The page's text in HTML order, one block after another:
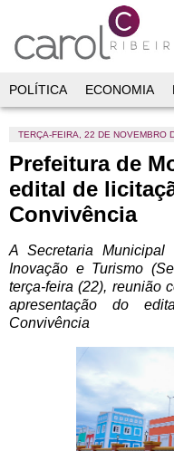
POLÍTICA ECONOMIA
TERÇA-FEIRA, 22 DE NOVEMBRO
Prefeitura de
edital de
Convivência
A Secretaria Municipal
Inovação e Turismo
terça-feira (22), reunião
apresentação do
Convivência